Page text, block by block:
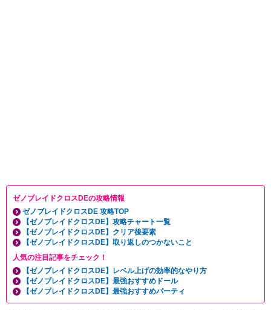
ゼノブレイドクロスDEの攻略情報
ゼノブレイドクロスDE 攻略TOP
【ゼノブレイドクロスDE】攻略チャート一覧
【ゼノブレイドクロスDE】クリア後要素
【ゼノブレイドクロスDE】取り返しのつかないこと
人気の注目記事をチェック！
【ゼノブレイドクロスDE】レベル上げの効率的なやり方
【ゼノブレイドクロスDE】最強おすすめドール
【ゼノブレイドクロスDE】最強おすすめパーティ